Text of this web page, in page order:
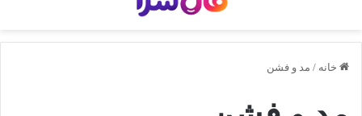
خانه / مد و فشن